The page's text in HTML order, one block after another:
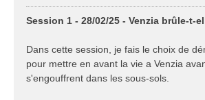
e
s
g
e
Session 1 - 28/02/25 - Venzia brûle-t-
Dans cette session, je fais le choix de
pour mettre en avant la vie a Venzia
s'engouffrent dans les sous-sols.